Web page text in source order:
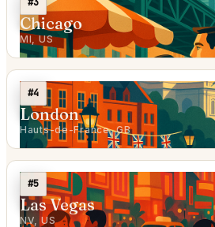
Chicago
MI, US
#4
London
Hauts-de-France, GB
#5
Las Vegas
NV, US